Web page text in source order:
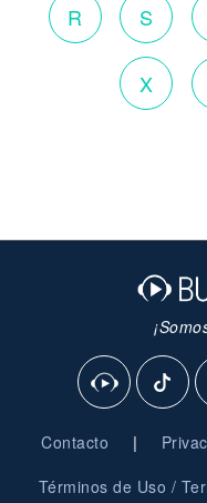
R S
X
Contacto |
Términos de Uso /